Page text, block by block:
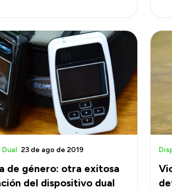
de género: otra exitosa
del dispositivo dual
23 de ago de 2019